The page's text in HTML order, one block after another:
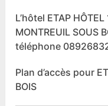
L’hôtel ETAP
MONTREUIL SOUS
téléphone
Plan d’accès pour
BOIS